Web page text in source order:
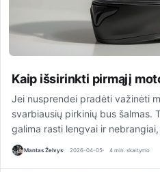
Kaip išsirinkti pirmąjį
Jei nusprendei pradėti važinėti
svarbiausių pirkinių bus šalmas.
galima rasti lengvai ir
Mantas Želvys 2026-04-05 4 min. skaitymo